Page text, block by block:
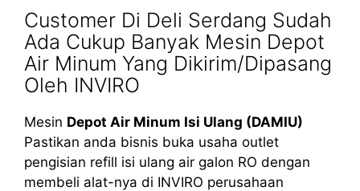
Customer Di Deli Serdang Sudah
Ada Cukup Banyak Mesin Depot
Air Minum Yang Dikirim/Dipasang
Oleh INVIRO
Mesin Depot Air Minum Isi Ulang (DAMIU)
Pastikan anda bisnis buka usaha outlet
pengisian refill isi ulang air galon RO dengan
membeli alat-nya di INVIRO perusahaan